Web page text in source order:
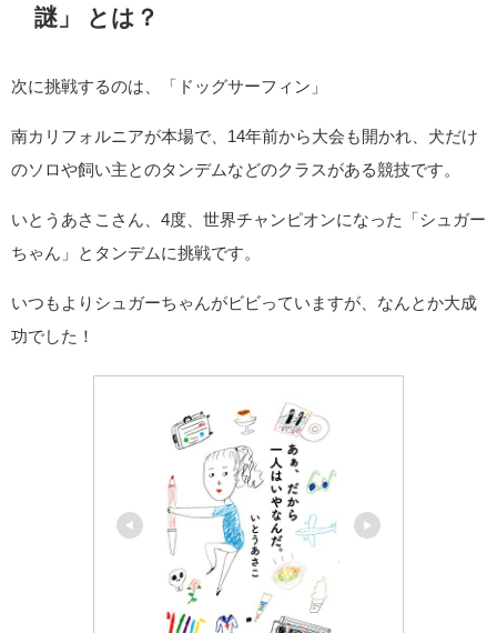
謎」 とは？
次に挑戦するのは、「ドッグサーフィン」
南カリフォルニアが本場で、14年前から大会も開かれ、犬だけ
のソロや飼い主とのタンデムなどのクラスがある競技です。
いとうあさこさん、4度、世界チャンピオンになった「シュガー
ちゃん」とタンデムに挑戦です。
いつもよりシュガーちゃんがビビっていますが、なんとか大成
功でした！